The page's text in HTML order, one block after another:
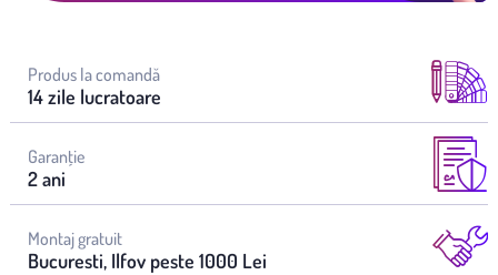
Produs la comandă
14 zile lucratoare
Garanţie
2 ani
Montaj gratuit
Bucuresti, Ilfov peste 1000 Lei